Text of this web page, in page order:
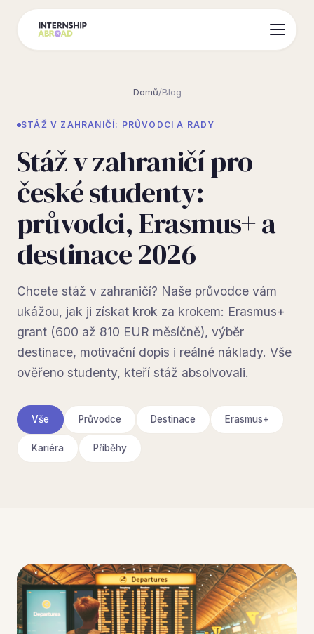
Domů/Blog
STÁŽ V ZAHRANIČÍ: PRŮVODCI A RADY
Stáž v zahraničí pro
české studenty:
průvodci, Erasmus+ a
destinace 2026
Chcete stáž v zahraničí? Naše průvodce vám
ukážou, jak ji získat krok za krokem: Erasmus+
grant (600 až 810 EUR měsíčně), výběr
destinace, motivační dopis i reálné náklady. Vše
ověřeno studenty, kteří stáž absolvovali.
Vše Průvodce Destinace Erasmus+
Kariéra Příběhy